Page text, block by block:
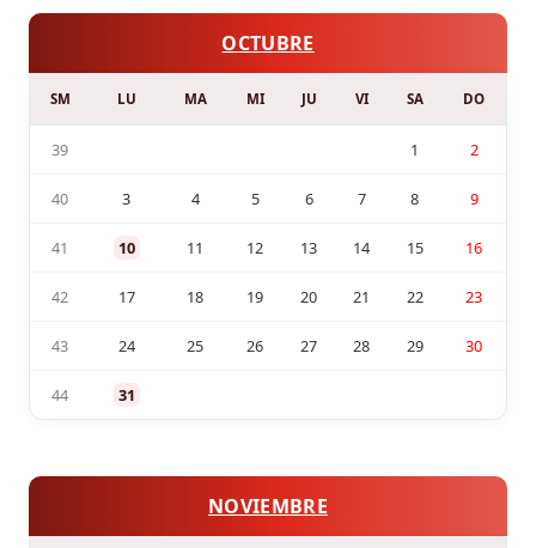
OCTUBRE
SM LU MA MI JU VI SA DO
39 1 2
40 3 4 5 6 7 8 9
41 10 11 12 13 14 15 16
42 17 18 19 20 21 22 23
43 24 25 26 27 28 29 30
44 31
NOVIEMBRE